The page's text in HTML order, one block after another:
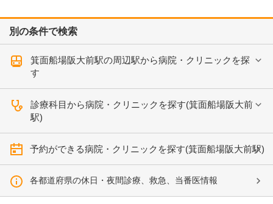
別の条件で検索
箕面船場阪大前駅の周辺駅から病院・クリニックを探
す
診療科目から病院・クリニックを探す(箕面船場阪大前
駅)
予約ができる病院・クリニックを探す(箕面船場阪大前駅)
各都道府県の休日・夜間診療、救急、当番医情報